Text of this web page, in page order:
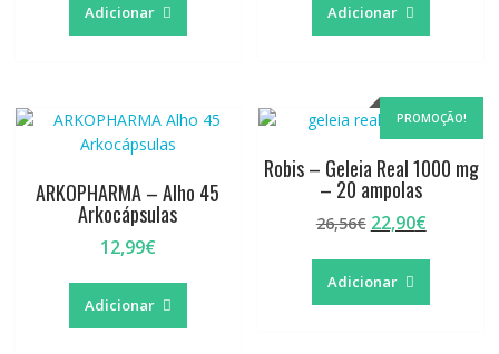
Adicionar Adicionar
ARKOPHARMA – Alho 45
Arkocápsulas
12,99€
Adicionar
PROMOÇÃO!
Robis – Geleia Real 1000 mg
– 20 ampolas
26,56€ O
original
era:
22,90€O
Adicionar